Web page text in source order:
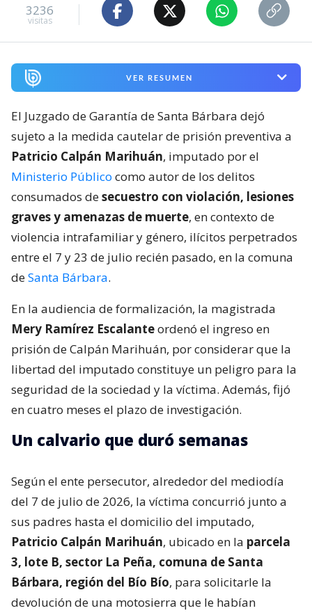
3236
visitas
VER RESUMEN
El Juzgado de Garantía de Santa Bárbara dejó
sujeto a la medida cautelar de prisión preventiva a
Patricio Calpán Marihuán, imputado por el
Ministerio Público como autor de los delitos
consumados desecuestro con violación, lesiones
graves y amenazas de muerte, en contexto de
violencia intrafamiliar y género, ilícitos perpetrados
entre el 7 y 23 de julio recién pasado, en la comuna
deSanta Bárbara.
En la audiencia de formalización, la magistrada
Mery Ramírez Escalanteordenó el ingreso en
prisión de Calpán Marihuán, por considerar que la
libertad del imputado constituye un peligro para la
seguridad de la sociedad y la víctima. Además, fijó
en cuatro meses el plazo de investigación.
Un calvario que duró semanas
Según el ente persecutor, alrededor del mediodía
del 7 de julio de 2026, la víctima concurrió junto a
sus padres hasta el domicilio del imputado,
Patricio Calpán Marihuán, ubicado en la parcela
3, lote B, sector La Peña, comuna de Santa
Bárbara, región del Bío Bío, para solicitarle la
devolución de una motosierra que le habían